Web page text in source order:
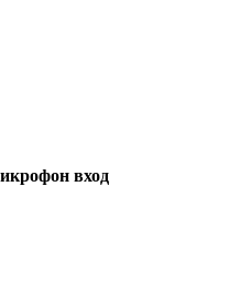
вход